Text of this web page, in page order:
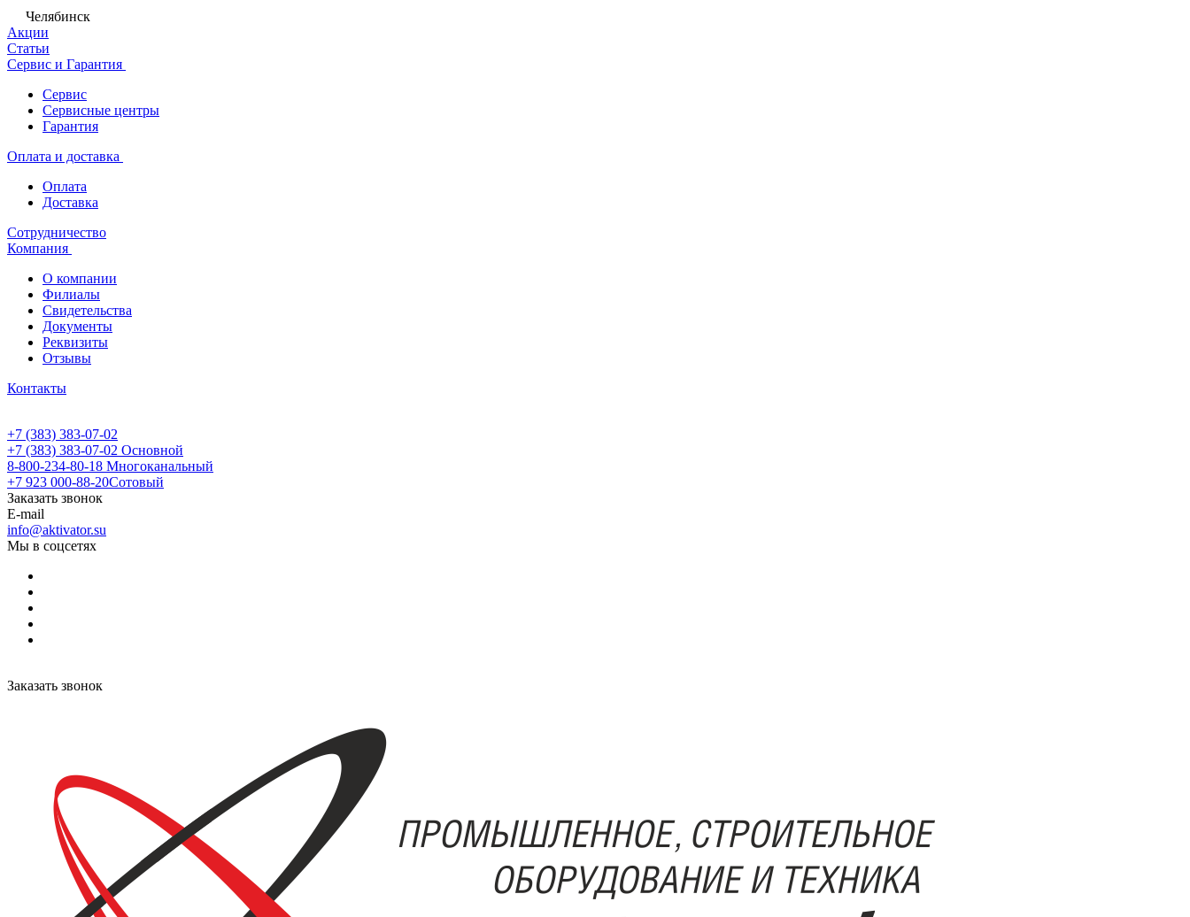
Челябинск
Акции
Статьи
Сервис и Гарантия
Сервис
Сервисные центры
Гарантия
Оплата и доставка
Оплата
Доставка
Сотрудничество
Компания
О компании
Филиалы
Свидетельства
Документы
Реквизиты
Отзывы
Контакты
+7 (383) 383-07-02
+7 (383) 383-07-02 Основной
8-800-234-80-18 Многоканальный
+7 923 000-88-20Сотовый
Заказать звонок
E-mail
info@aktivator.su
Мы в соцсетях
Заказать звонок